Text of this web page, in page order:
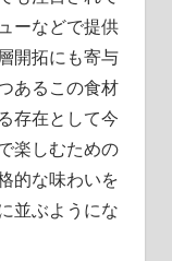
ーなどで提供
開拓にも寄与
あるこの食材
存在として今
楽しむための
的な味わいを
並ぶようにな